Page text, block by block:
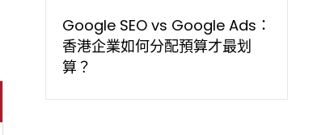
Google SEO vs Google Ads：
香港企業如何分配預算才最划
算？